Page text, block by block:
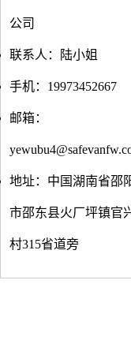
公司
联系人：陆小姐
手机：19973452667
邮箱：
地址：中国湖南省邵
市邵东县火厂坪镇官
村315省道旁